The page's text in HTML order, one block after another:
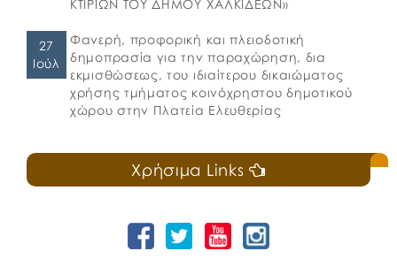
ΚΤΙΡΙΩΝ ΤΟΥ ΔΗΜΟΥ ΧΑΛΚΙΔΕΩΝ»
27
Ιούλ
Φανερή, προφορική και πλειοδοτική
δημοπρασία για την παραχώρηση, δια
εκμισθώσεως, του ιδιαίτερου δικαιώματος
χρήσης τμήματος κοινόχρηστου δημοτικού
χώρου στην Πλατεία Ελευθερίας
Χρήσιμα Links